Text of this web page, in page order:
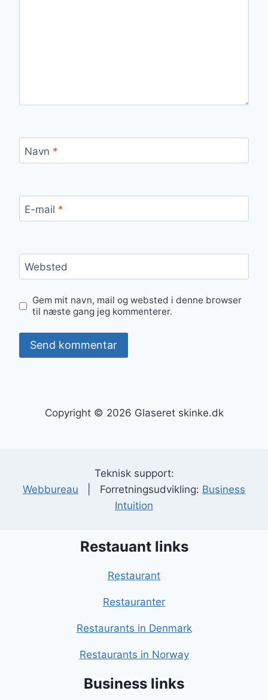
Navn *
E-mail *
Websted
Gem mit navn, mail og websted i denne browser
til næste gang jeg kommenterer.
Copyright © 2026 Glaseret skinke.dk
Teknisk support:
Webbureau | Forretningsudvikling: Business
Intuition
Restauant links
Restaurant
Restauranter
Restaurants in Denmark
Restaurants in Norway
Business links